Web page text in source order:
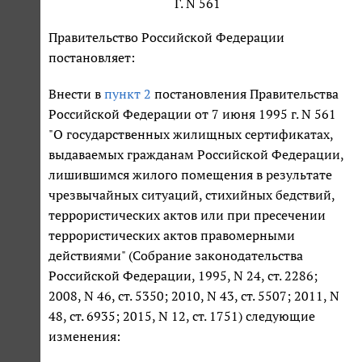
Г. N 561
Правительство Российской Федерации
постановляет:
Внести в пункт 2 постановления Правительства
Российской Федерации от 7 июня 1995 г. N 561
"О государственных жилищных сертификатах,
выдаваемых гражданам Российской Федерации,
лишившимся жилого помещения в результате
чрезвычайных ситуаций, стихийных бедствий,
террористических актов или при пресечении
террористических актов правомерными
действиями" (Собрание законодательства
Российской Федерации, 1995, N 24, ст. 2286;
2008, N 46, ст. 5350; 2010, N 43, ст. 5507; 2011, N
48, ст. 6935; 2015, N 12, ст. 1751) следующие
изменения: